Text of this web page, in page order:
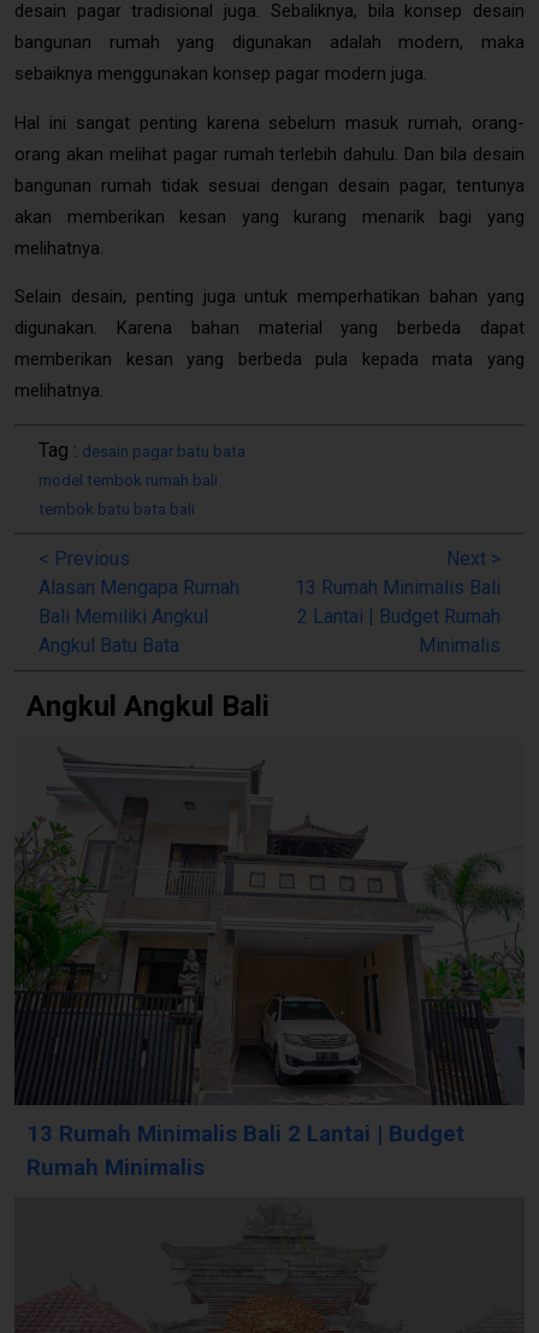
desain pagar tradisional juga. Sebaliknya, bila konsep desain
bangunan rumah yang digunakan adalah modern, maka
sebaiknya menggunakan konsep pagar modern juga.
Hal ini sangat penting karena sebelum masuk rumah, orang-
orang akan melihat pagar rumah terlebih dahulu. Dan bila desain
bangunan rumah tidak sesuai dengan desain pagar, tentunya
akan memberikan kesan yang kurang menarik bagi yang
melihatnya.
Selain desain, penting juga untuk memperhatikan bahan yang
digunakan. Karena bahan material yang berbeda dapat
memberikan kesan yang berbeda pula kepada mata yang
melihatnya.
Tag : desain pagar batu bata
model tembok rumah bali
tembok batu bata bali
< Previous
Alasan Mengapa Rumah
Bali Memiliki Angkul
Angkul Batu Bata
Next >
13 Rumah Minimalis Bali
2 Lantai | Budget Rumah
Minimalis
Angkul Angkul Bali
13 Rumah Minimalis Bali 2 Lantai | Budget
Rumah Minimalis